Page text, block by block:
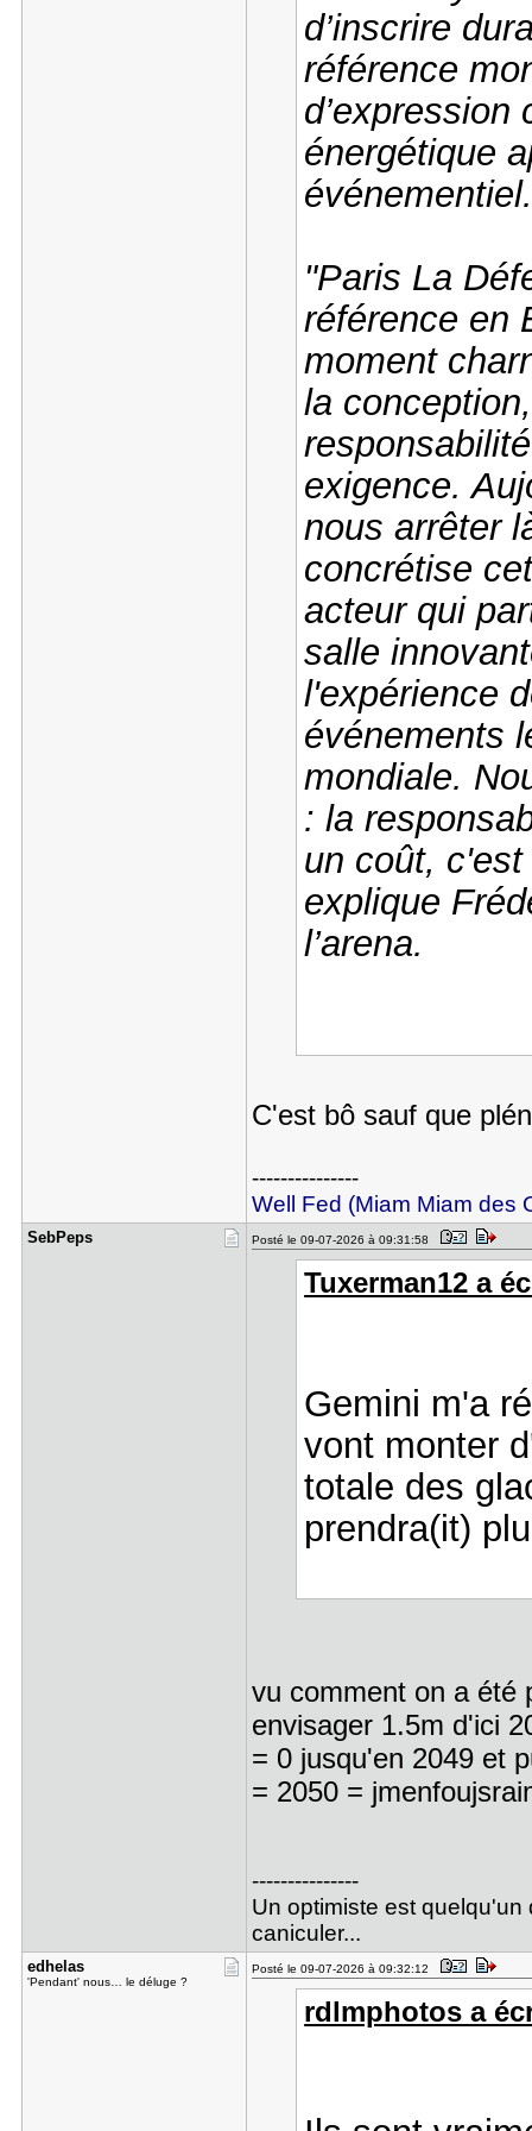
d’inscrire
référence
énergétique
"Paris La
référence en
moment
la
exigence.
nous arrêter
concrétise
acteur qui
salle
l'expérience
événements
mondiale.
: la
un coût,
explique
l’arena.
C'est bô sauf que
---------------
Well Fed (Miam Miam des
SebPeps Posté le 09-07-2026 à 09:31:58
Tuxerman12 a
Gemini m'a
vont monter
totale des
prendra(it)
vu comment on a été
envisager 1.5m d'ici
= 0 jusqu'en 2049 et
= 2050 =
---------------
Un optimiste est
caniculer...
edhelas
'Pendant' nous… le déluge ?
Posté le 09-07-2026 à 09:32:12
rdlmphotos a